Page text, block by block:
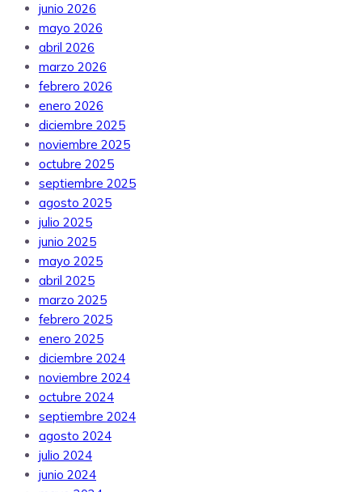
junio 2026
mayo 2026
abril 2026
marzo 2026
febrero 2026
enero 2026
diciembre 2025
noviembre 2025
octubre 2025
septiembre 2025
agosto 2025
julio 2025
junio 2025
mayo 2025
abril 2025
marzo 2025
febrero 2025
enero 2025
diciembre 2024
noviembre 2024
octubre 2024
septiembre 2024
agosto 2024
julio 2024
junio 2024